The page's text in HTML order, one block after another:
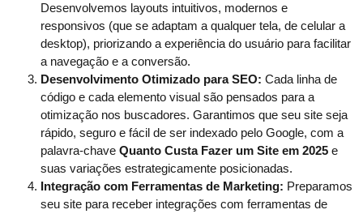
Desenvolvemos layouts intuitivos, modernos e
responsivos (que se adaptam a qualquer tela, de celular a
desktop), priorizando a experiência do usuário para facilitar
a navegação e a conversão.
Desenvolvimento Otimizado para SEO: Cada linha de
código e cada elemento visual são pensados para a
otimização nos buscadores. Garantimos que seu site seja
rápido, seguro e fácil de ser indexado pelo Google, com a
palavra-chave Quanto Custa Fazer um Site em 2025 e
suas variações estrategicamente posicionadas.
Integração com Ferramentas de Marketing: Preparamos
seu site para receber integrações com ferramentas de